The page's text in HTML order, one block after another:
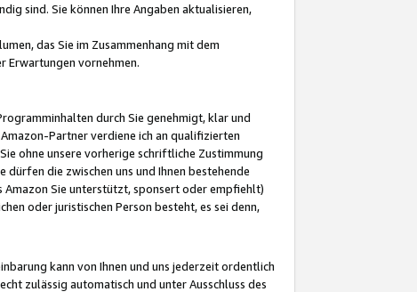
sind. Sie können Ihre Angaben aktualisieren,
das Sie im Zusammenhang mit dem
Erwartungen vornehmen.
durch Sie genehmigt, klar und
Partner verdiene ich an qualifizierten
ohne unsere vorherige schriftliche Zustimmung
die zwischen uns und Ihnen bestehende
Amazon Sie unterstützt, sponsert oder empfiehlt)
oder juristischen Person besteht, es sei denn,
kann von Ihnen und uns jederzeit ordentlich
zulässig automatisch und unter Ausschluss des